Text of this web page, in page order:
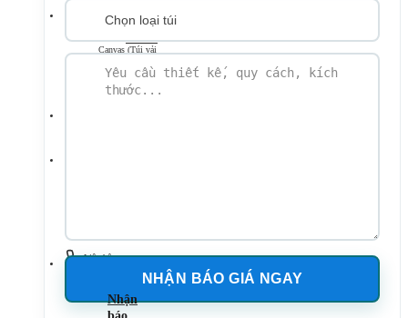
Túi vải
không dệt
Túi vải
Canvas (Túi vải
Túi vải
đay – Linen
Liên hệ